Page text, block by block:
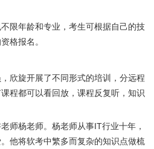
限年龄和专业，考生可根据自己的技
格报名。
欣旋开展了不同形式的培训，分远程
程都可以看回放，课程反复听，知识
师杨老师。杨老师从事IT行业十年，
他将软考中繁多而复杂的知识点做梳